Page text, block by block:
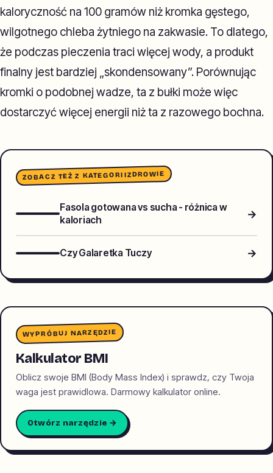
kaloryczność na 100 gramów niż kromka gęstego,
wilgotnego chleba żytniego na zakwasie. To dlatego,
że podczas pieczenia traci więcej wody, a produkt
finalny jest bardziej „skondensowany”. Porównując
kromki o podobnej wadze, ta z bułki może więc
dostarczyć więcej energii niż ta z razowego bochna.
ZOBACZ TEŻ Z KATEGORIIZDROWIE
Fasola gotowana vs sucha - różnica w
kaloriach
→
Czy Galaretka Tuczy →
WYPRÓBUJ NARZĘDZIE
Kalkulator BMI
Oblicz swoje BMI (Body Mass Index) i sprawdz, czy Twoja
waga jest prawidlowa. Darmowy kalkulator online.
Otwórz narzędzie →